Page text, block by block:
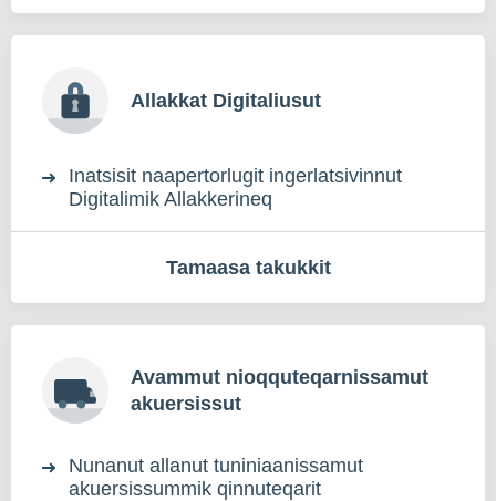
Allakkat Digitaliusut
Inatsisit naapertorlugit ingerlatsivinnut
Digitalimik Allakkerineq
Tamaasa takukkit
Avammut nioqquteqarnissamut
akuersissut
Nunanut allanut tuniniaanissamut
akuersissummik qinnuteqarit